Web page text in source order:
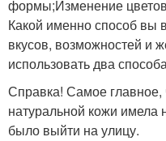
формы;Изменение
Какой именно способ вы
вкусов, возможностей и
использовать два
Справка! Самое
натуральной кожи
было выйти на улицу.